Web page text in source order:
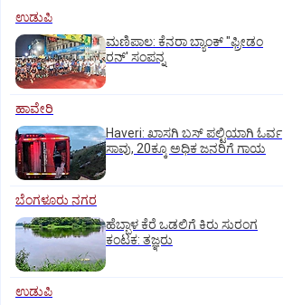
ಉಡುಪಿ
ಮಣಿಪಾಲ: ಕೆನರಾ ಬ್ಯಾಂಕ್‌ "ಫ್ರೀಡಂ
ರನ್‌' ಸಂಪನ್ನ
ಹಾವೇರಿ
Haveri: ಖಾಸಗಿ ಬಸ್ ಪಲ್ಟಿಯಾಗಿ ಓರ್ವ
ಸಾವು, 20ಕ್ಕೂ ಅಧಿಕ ಜನರಿಗೆ ಗಾಯ
ಬೆಂಗಳೂರು ನಗರ
ಹೆಬ್ಬಾಳ ಕೆರೆ ಒಡಲಿಗೆ ಕಿರು ಸುರಂಗ
ಕಂಟಕ: ತಜ್ಞರು
ಉಡುಪಿ